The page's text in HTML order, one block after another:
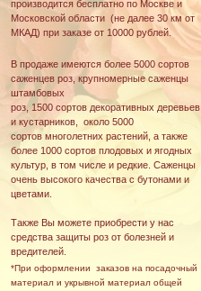
производится бесплатно по Москве и
Московской области (не далее 30 км от
МКАД) при заказе от 10000 рублей.
В продаже имеются более 5000 сортов
саженцев роз, крупномерные саженцы
штамбовых
роз, 1500 сортов декоративных деревьев
и кустарников, около 5000
сортов многолетних растений, а также
более 1000 сортов плодовых и ягодных
культур, в том числе и редкие. Саженцы
очень высокого качества с бутонами и
цветами.
Также Вы можете приобрести у нас
средства защиты роз от болезней и
вредителей.
*При оформлении заказов на посадочный
материал и укрывной материал общей